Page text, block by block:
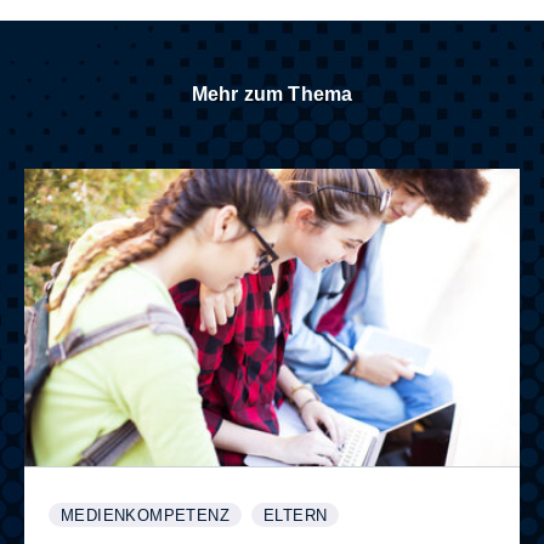
Mehr zum Thema
WEITERE INFORMATIONEN ZUM THEMA
MEDIENKOMPETENZ
ANZEIGEN WEITERE INFORMATIONEN ZUM
ELTERN
ANZEIGEN